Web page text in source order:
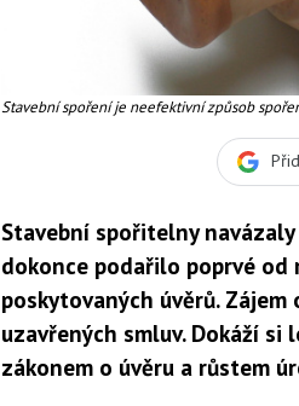
Stavební spoření je neefektivní způsob
Stavební spořitelny
dokonce podařilo poprvé
poskytovaných úvěrů.
uzavřených smluv. Dokáží
zákonem o úvěru a růstem